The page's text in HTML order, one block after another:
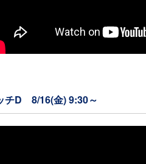
チD 8/16(金) 9:30～